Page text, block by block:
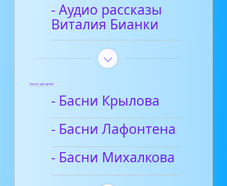
- Аудио рассказы
Виталия Бианки
Басни для детей
- Басни Крылова
- Басни Лафонтена
- Басни Михалкова